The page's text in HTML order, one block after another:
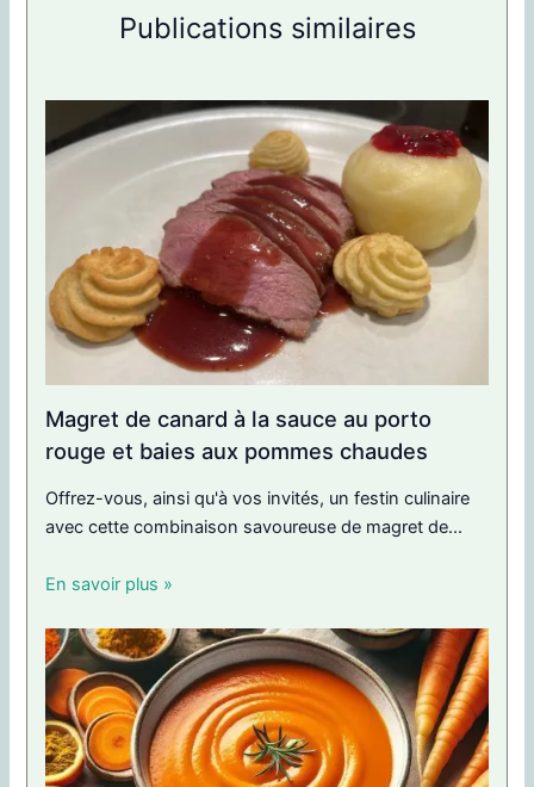
Publications similaires
Magret de canard à la sauce au porto
rouge et baies aux pommes chaudes
Offrez-vous, ainsi qu'à vos invités, un festin culinaire
avec cette combinaison savoureuse de magret de...
En savoir plus »